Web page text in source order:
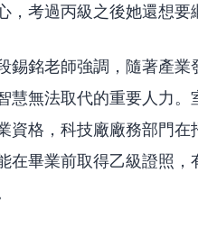
，考過丙級之後她還想要
錫銘老師強調，隨著產
慧無法取代的重要人力
資格，科技廠廠務部門
在畢業前取得乙級證照